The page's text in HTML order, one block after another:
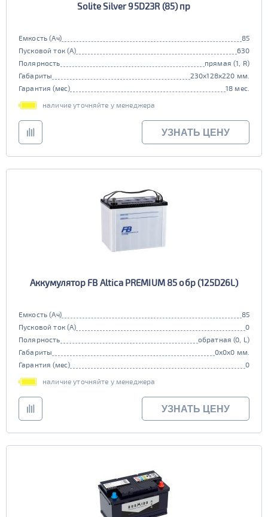
Solite Silver 95D23R (85) пр
Емкость (Ач)
85
Пусковой ток (А)
630
Полярность
прямая (1, R)
Габариты
230x128x220 мм.
Гарантия (мес)
18 мес.
наличие уточняйте у менеджера
УЗНАТЬ ЦЕНУ
Аккумулятор FB Altica PREMIUM 85 обр (125D26L)
Емкость (Ач)
85
Пусковой ток (А)
0
Полярность
обратная (0, L)
Габариты
0x0x0 мм.
Гарантия (мес)
0
наличие уточняйте у менеджера
УЗНАТЬ ЦЕНУ